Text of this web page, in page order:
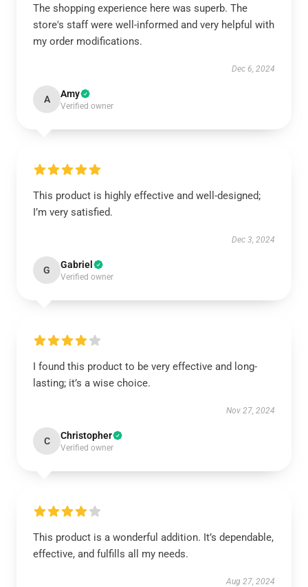
The shopping experience here was superb. The
store's staff were well-informed and very helpful with
my order modifications.
Dec 6, 2024
A Amy
Verified owner
This product is highly effective and well-designed;
I’m very satisfied.
Dec 3, 2024
G Gabriel
Verified owner
I found this product to be very effective and long-
lasting; it’s a wise choice.
Nov 27, 2024
C Christopher
Verified owner
This product is a wonderful addition. It’s dependable,
effective, and fulfills all my needs.
Aug 27, 2024